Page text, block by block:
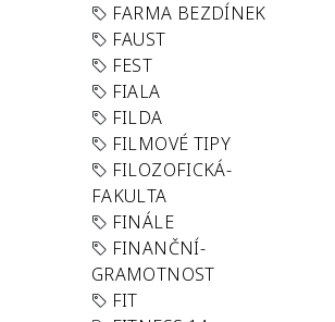
FARMA BEZDÍNEK
FAUST
FEST
FIALA
FILDA
FILMOVÉ TIPY
FILOZOFICKÁ-
FAKULTA
FINÁLE
FINANČNÍ-
GRAMOTNOST
FIT